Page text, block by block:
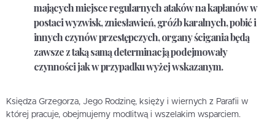
mających miejsce regularnych ataków na kapłanów w
postaci wyzwisk, zniesławień, gróźb karalnych, pobić i
innych czynów przestępczych, organy ścigania będą
zawsze z taką samą determinacją podejmowały
czynności jak w przypadku wyżej wskazanym.
Księdza Grzegorza, Jego Rodzinę, księży i wiernych z Parafii w
której pracuje, obejmujemy modlitwą i wszelakim wsparciem.